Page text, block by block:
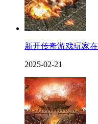
新开传奇游戏玩家
2025-02-21